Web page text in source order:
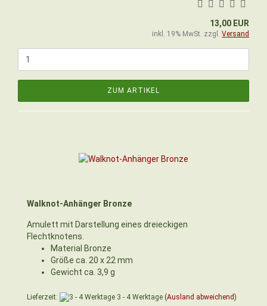
13,00 EUR
inkl. 19% MwSt. zzgl. Versand
ZUM ARTIKEL
Walknot-Anhänger Bronze
Amulett mit Darstellung eines dreieckigen
Flechtknotens.
Material Bronze
Größe ca. 20 x 22 mm
Gewicht ca. 3,9 g
Lieferzeit: 3 - 4 Werktage (Ausland abweichend)